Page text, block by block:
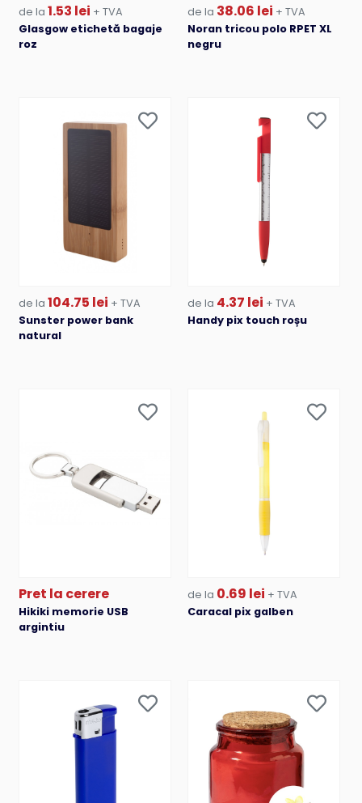
de la 1.53 lei + TVA
Glasgow etichetă bagaje
roz
de la 38.06 lei + TVA
Noran tricou polo RPET XL
negru
de la 104.75 lei + TVA
Sunster power bank
natural
de la 4.37 lei + TVA
Handy pix touch roșu
Pret la cerere
Hikiki memorie USB
argintiu
de la 0.69 lei + TVA
Caracal pix galben